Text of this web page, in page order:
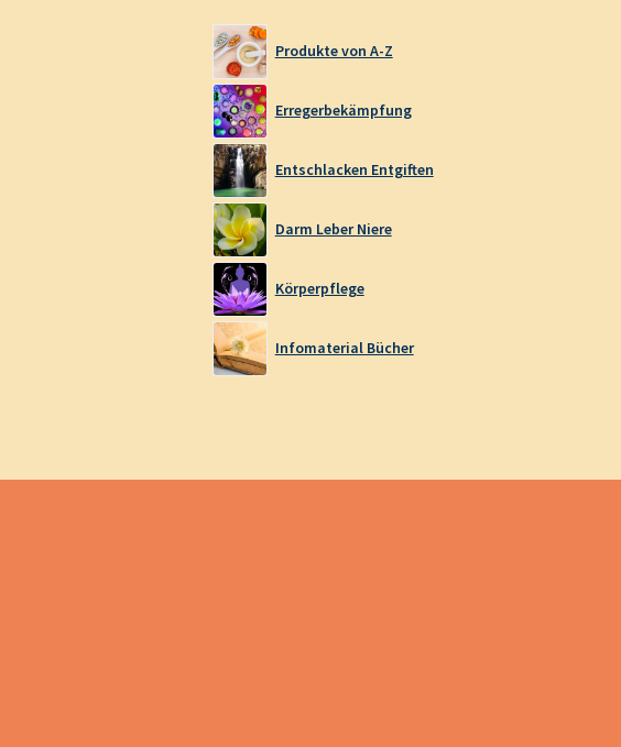
Produkte von A-Z
Erregerbekämpfung
Entschlacken Entgiften
Darm Leber Niere
Körperpflege
Infomaterial Bücher